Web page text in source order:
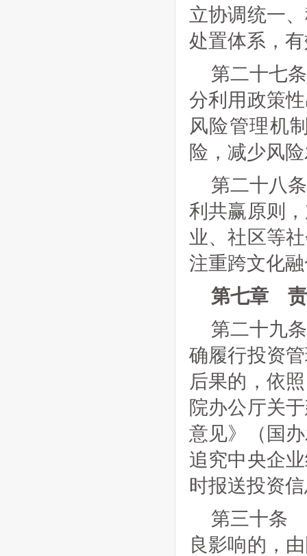
立协调统一
处置体系，
第二十七
分利用政策
风险管理机
险，减少风
第二十八
利共赢原则
业、社区等
注重跨文化
第七章 责
第二十九
确履行投资
后果的，依
院办公厅关
意见》（国
追究中央企
时报送投资
第三十条
良影响的，